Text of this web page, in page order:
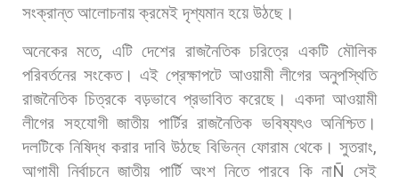
সংক্রান্ত আলোচনায় ক্রমেই দৃশ্যমান হয়ে উঠছে।
অনেকের মতে, এটি দেশের রাজনৈতিক চরিত্রে একটি মৌলিক
পরিবর্তনের সংকেত। এই প্রেক্ষাপটে আওয়ামী লীগের অনুপস্থিতি
রাজনৈতিক চিত্রকে বড়ভাবে প্রভাবিত করেছে। একদা আওয়ামী
লীগের সহযোগী জাতীয় পার্টির রাজনৈতিক ভবিষ্যৎও অনিশ্চিত।
দলটিকে নিষিদ্ধ করার দাবি উঠছে বিভিন্ন ফোরাম থেকে। সুতরাং,
আগামী নির্বাচনে জাতীয় পার্টি অংশ নিতে পারবে কি নাÑসেই